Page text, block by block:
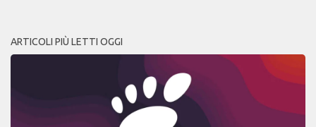
ARTICOLI PIÙ LETTI OGGI